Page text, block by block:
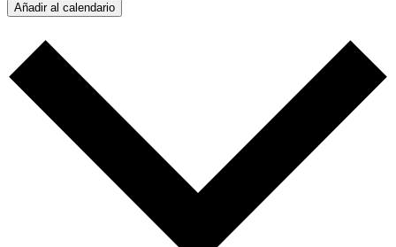
Añadir al calendario